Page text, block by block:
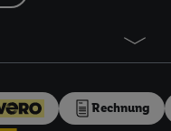
Rechnung
und Fehlerbehebung,
automatisch
der Telekommunikations-
Werbung.